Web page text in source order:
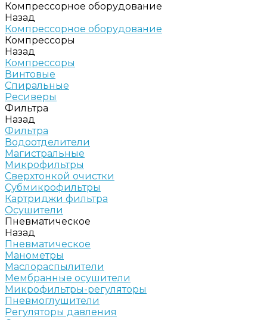
Компрессорное оборудование
Назад
Компрессорное оборудование
Компрессоры
Назад
Компрессоры
Винтовые
Спиральные
Ресиверы
Фильтра
Назад
Фильтра
Водоотделители
Магистральные
Микрофильтры
Сверхтонкой очистки
Субмикрофильтры
Картриджи фильтра
Осушители
Пневматическое
Назад
Пневматическое
Манометры
Маслораспылители
Мембранные осушители
Микрофильтры-регуляторы
Пневмоглушители
Регуляторы давления